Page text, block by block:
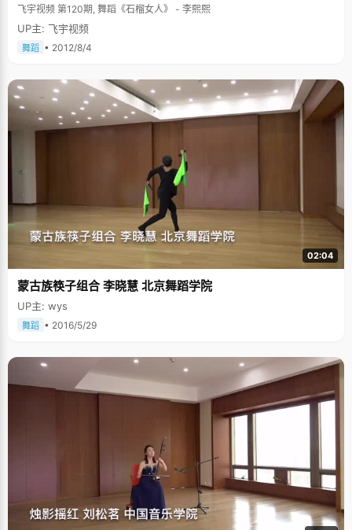
飞宇视频 第120期, 舞蹈《石榴女人》 - 李熙熙
UP主: 飞宇视频
舞蹈 • 2012/8/4
02:04
蒙古族筷子组合 李晓慧 北京舞蹈学院
UP主: wys
舞蹈 • 2016/5/29